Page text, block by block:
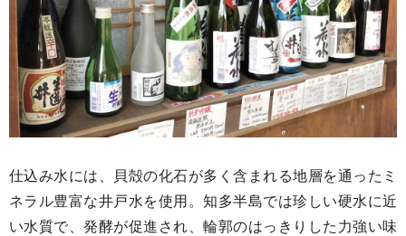
仕込み水には、貝殻の化石が多く含まれる地層を通ったミ
ネラル豊富な井戸水を使用。知多半島では珍しい硬水に近
い水質で、発酵が促進され、輪郭のはっきりした力強い味